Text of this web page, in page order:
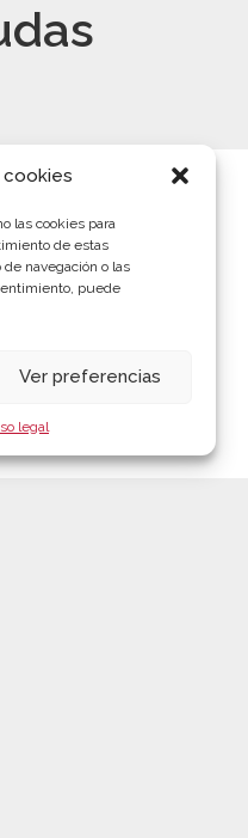
cookies
las cookies para
de estas
navegación o las
puede
Ver preferencias
legal